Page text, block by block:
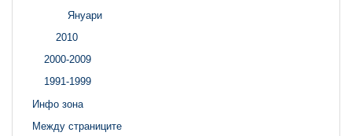
Януари
2010
2000-2009
1991-1999
Инфо зона
Между страниците